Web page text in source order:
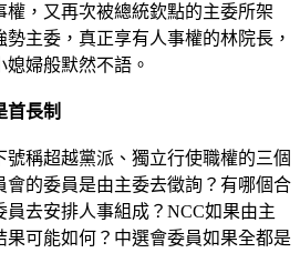
權，又再次被總統欽點的主委所架
主委，真正享有人事權的林院長，
婦般默然不語。
首長制
稱超越黨派、獨立行使職權的三個
會的委員是由主委去徵詢？有哪個合
去安排人事組成？NCC如果由主
可能如何？中選會委員如果全都是